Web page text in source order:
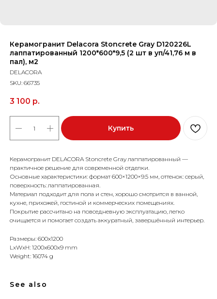
Керамогранит Delacora Stoncrete Gray D120226L
лаппатированный 1200*600*9,5 (2 шт в уп/41,76 м в
пал), м2
DELACORA
SKU: 66735
3 100 р.
Купить
Керамогранит DELACORA Stoncrete Gray лаппатированный —
практичное решение для современной отделки.
Основные характеристики: формат 600×1200×9.5 мм, оттенок: серый,
поверхность: лаппатированная.
Материал подходит для пола и стен, хорошо смотрится в ванной,
кухне, прихожей, гостиной и коммерческих помещениях.
Покрытие рассчитано на повседневную эксплуатацию, легко
очищается и помогает создать аккуратный, завершённый интерьер.
Размеры: 600x1200
LxWxH: 1200x600x9 mm
Weight: 16074 g
See also